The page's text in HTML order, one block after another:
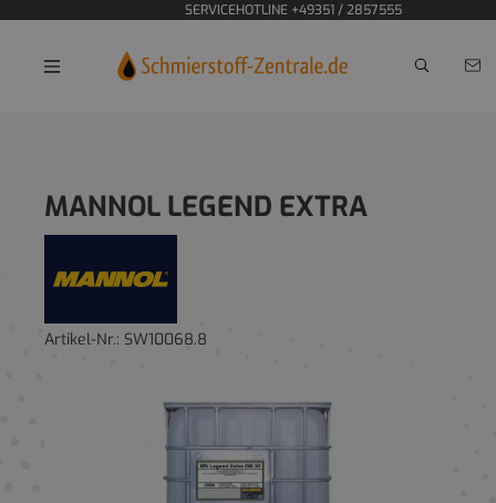
SERVICEHOTLINE +49351 / 2857555
MANNOL LEGEND EXTRA
Artikel-Nr.: SW10068.8